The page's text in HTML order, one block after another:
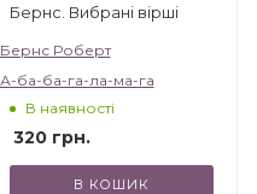
Бернс. Вибрані вірші
Бернс Роберт
А-ба-ба-га-ла-ма-га
В наявності
320грн.
В КОШИК